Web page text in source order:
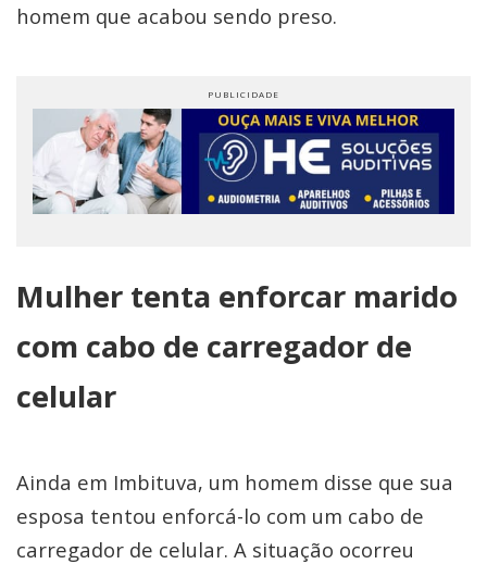
homem que acabou sendo preso.
Mulher tenta enforcar marido
com cabo de carregador de
celular
Ainda em Imbituva, um homem disse que sua
esposa tentou enforcá-lo com um cabo de
carregador de celular. A situação ocorreu